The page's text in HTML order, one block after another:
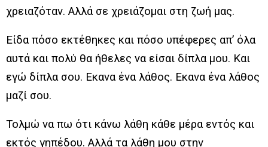
χρειαζόταν. Αλλά σε χρειάζομαι στη ζωή μας.
Είδα πόσο εκτέθηκες και πόσο υπέφερες απ’ όλα
αυτά και πολύ θα ήθελες να είσαι δίπλα μου. Και
εγώ δίπλα σου. Εκανα ένα λάθος. Εκανα ένα λάθος
μαζί σου.
Τολμώ να πω ότι κάνω λάθη κάθε μέρα εντός και
εκτός γηπέδου. Αλλά τα λάθη μου στην